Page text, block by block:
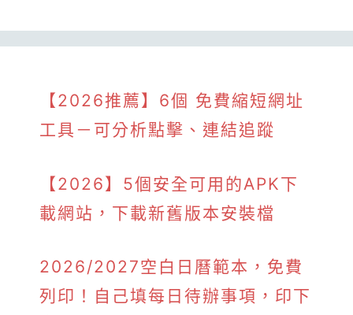
【2026推薦】6個 免費縮短網址
工具－可分析點擊、連結追蹤
【2026】5個安全可用的APK下
載網站，下載新舊版本安裝檔
2026/2027空白日曆範本，免費
列印！自己填每日待辦事項，印下